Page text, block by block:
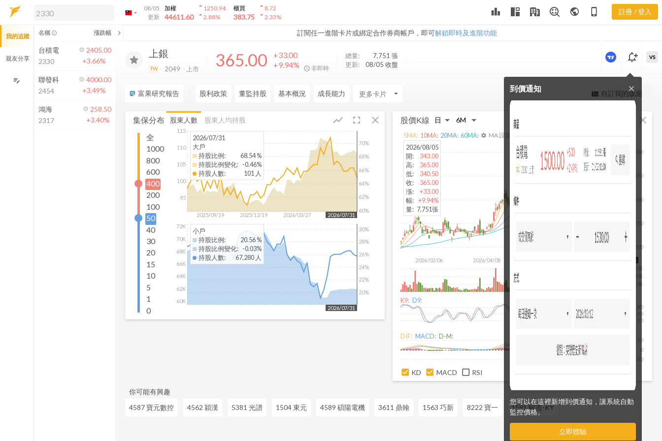
arrow_drop_down
08/05
更新
加權
44611.60
arrow_drop_up1250.94
arrow_drop_up2.88%
櫃買
383.75
arrow_drop_up8.72
arrow_drop_up2.33% leaderboard public phone_iphone 註冊 / 登入
訂閱任一進階卡片或綁定合作券商帳戶，即可解鎖即時及進階功能
解鎖即時行情及進階功能
方案」，即可解鎖以下功能：
即時行情
即時市況與排行
成交金額熱力圖
前往方案訂閱
如何綁定合作券商
布
上銀
TW 2049 上市 365.00
+33.00
+9.94%
非即時
總量: 7,751 張
更新:
08/05 收盤
更強大的進階價量圖表
notification_add
到價通知
您可以在這裡新增到價通知，讓系統自動
監控價格。
立即體驗
close
VS
sticky_note_2 富果研究報告 股利政策 董監持股 基本概況 成長能力 arrow_drop_down view_quilt 自訂我的版面
集保分布 fullscreen close
股東人數 股東人均持股 show_chart
0
1
5
10
15
20
30
40
50
100
200
400
600
800
1000
全
2025/09/19 2025/12/19 2026/03/27 2026/06/26
70%
68%
66%
64%
62%
60%
115
110
105
100
95
2026/07/31
2026/07/31
大戶
持股比例:
68.54 %
持股比例變化: -0.46%
持股人數: 101 人
30%
28%
26%
24%
22%
20%
72K
70K
68K
66K
64K
62K
60K
2026/07/31
小戶
持股比例:
20.56 %
持股比例變化: -0.03%
持股人數: 67,280 人
股價K線 close
2026/02/06 2026/04/08
200
250
300
350
400
2026/08/05
10K
20K
30K
2026/08/05
開:
343.00
高:
365.00
低:
340.50
收:
365.00
漲:
+33.00
幅: +9.94%
量: 7,751張
5MA: 10MA: 20MA: 60MA: settings MA 設定
K9: D9:
20
50
80
DIF: MACD: D-M:
-30
0
30
KD MACD RSI
你可能有興趣
4587 寶元數控
4562 穎漢 5381 光譜 1504 東元 4589 碩陽電機 3611 鼎翰 1563 巧新 8222 寶一 1591 駿吉-KY
我的追蹤
親友分享
edit_note
名稱 info_outline 漲跌幅 chevron_left
台積電
2330
2405.00
+3.66%
聯發科
2454
4000.00
+3.49%
鴻海
2317
258.50
+3.40%